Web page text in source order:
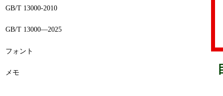
GB/T 13000-2010
GB/T 13000—2025
フォント
メモ